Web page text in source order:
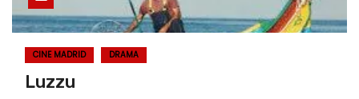
CINE MADRID DRAMA
Luzzu